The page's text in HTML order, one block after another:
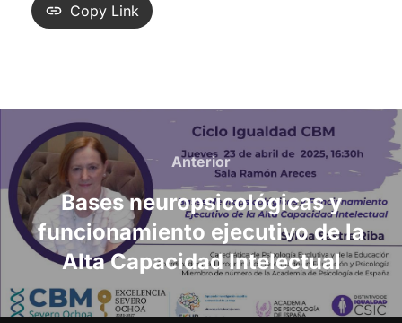
Copy Link
Navegación
de
entradas
Anterior
Anterior
Bases neuropsicológicas y
funcionamiento ejecutivo de la
Alta Capacidad Intelectual